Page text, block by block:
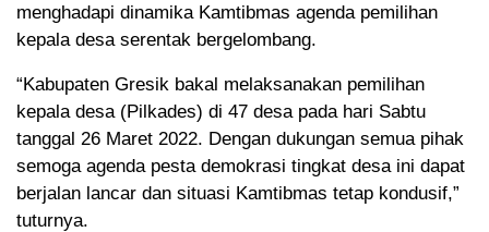
menghadapi dinamika Kamtibmas agenda pemilihan
kepala desa serentak bergelombang.
“Kabupaten Gresik bakal melaksanakan pemilihan
kepala desa (Pilkades) di 47 desa pada hari Sabtu
tanggal 26 Maret 2022. Dengan dukungan semua pihak
semoga agenda pesta demokrasi tingkat desa ini dapat
berjalan lancar dan situasi Kamtibmas tetap kondusif,”
tuturnya.